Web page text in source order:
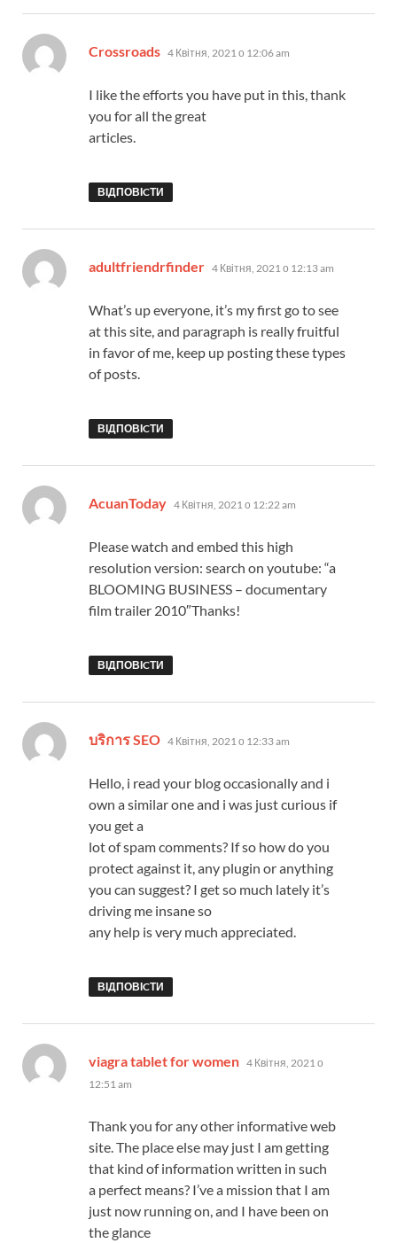
Crossroads 4 Квітня, 2021 о 12:06 am
I like the efforts you have put in this, thank
you for all the great
articles.
ВІДПОВІCТИ
adultfriendrfinder 4 Квітня, 2021 о 12:13 am
What’s up everyone, it’s my first go to see
at this site, and paragraph is really fruitful
in favor of me, keep up posting these types
of posts.
ВІДПОВІCТИ
AcuanToday 4 Квітня, 2021 о 12:22 am
Please watch and embed this high
resolution version: search on youtube: “a
BLOOMING BUSINESS – documentary
film trailer 2010″Thanks!
ВІДПОВІCТИ
บริการ SEO 4 Квітня, 2021 о 12:33 am
Hello, i read your blog occasionally and i
own a similar one and i was just curious if
you get a
lot of spam comments? If so how do you
protect against it, any plugin or anything
you can suggest? I get so much lately it’s
driving me insane so
any help is very much appreciated.
ВІДПОВІCТИ
viagra tablet for women 4 Квітня, 2021 о
12:51 am
Thank you for any other informative web
site. The place else may just I am getting
that kind of information written in such
a perfect means? I’ve a mission that I am
just now running on, and I have been on
the glance